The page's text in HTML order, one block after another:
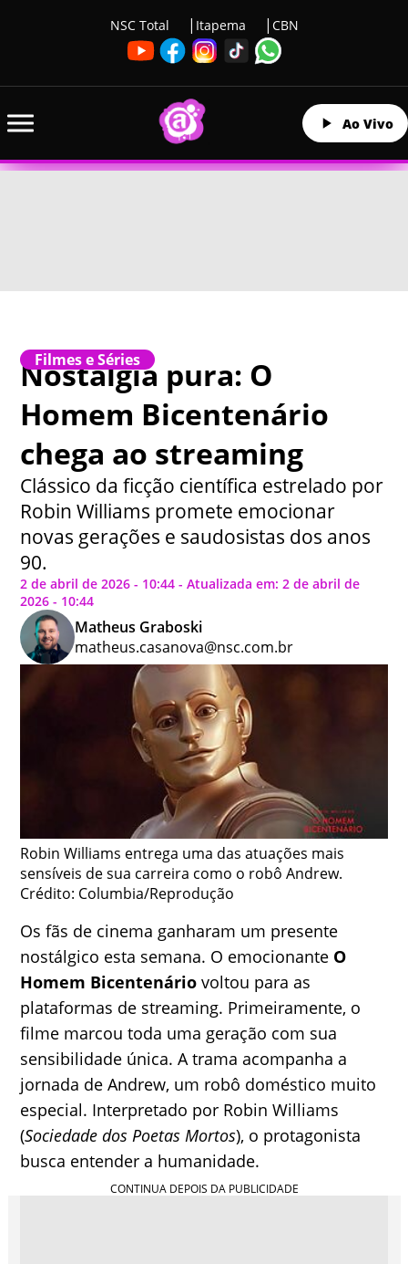
NSC Total Itapema CBN
Ao Vivo
Filmes e Séries
Nostalgia pura: O
Homem Bicentenário
chega ao streaming
Clássico da ficção científica estrelado por
Robin Williams promete emocionar
novas gerações e saudosistas dos anos
90.
2 de abril de 2026 - 10:44 - Atualizada em: 2 de abril de
2026 - 10:44
Matheus Graboski
matheus.casanova@nsc.com.br
Robin Williams entrega uma das atuações mais
sensíveis de sua carreira como o robô Andrew.
Crédito: Columbia/Reprodução
Os fãs de cinema ganharam um presente
nostálgico esta semana. O emocionante O
Homem Bicentenário voltou para as
plataformas de streaming. Primeiramente, o
filme marcou toda uma geração com sua
sensibilidade única. A trama acompanha a
jornada de Andrew, um robô doméstico muito
especial. Interpretado por Robin Williams
(Sociedade dos Poetas Mortos), o protagonista
busca entender a humanidade.